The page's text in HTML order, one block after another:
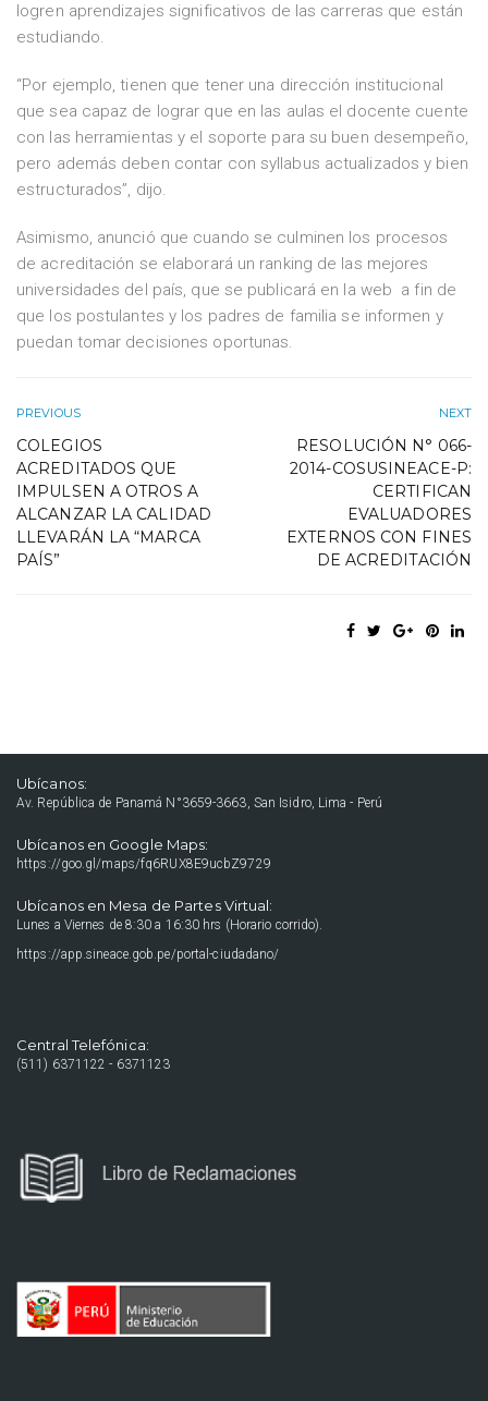
logren aprendizajes significativos de las carreras que están
estudiando.
“Por ejemplo, tienen que tener una dirección institucional
que sea capaz de lograr que en las aulas el docente cuente
con las herramientas y el soporte para su buen desempeño,
pero además deben contar con syllabus actualizados y bien
estructurados”, dijo.
Asimismo, anunció que cuando se culminen los procesos
de acreditación se elaborará un ranking de las mejores
universidades del país, que se publicará en la web a fin de
que los postulantes y los padres de familia se informen y
puedan tomar decisiones oportunas.
PREVIOUS
COLEGIOS
ACREDITADOS QUE
IMPULSEN A OTROS A
ALCANZAR LA CALIDAD
LLEVARÁN LA “MARCA
PAÍS”
NEXT
RESOLUCIÓN N° 066-
2014-COSUSINEACE-P:
CERTIFICAN
EVALUADORES
EXTERNOS CON FINES
DE ACREDITACIÓN
Ubícanos:
Av. República de Panamá N°3659-3663, San Isidro, Lima - Perú
Ubícanos en Google Maps:
https://goo.gl/maps/fq6RUX8E9ucbZ9729
Ubícanos en Mesa de Partes Virtual:
Lunes a Viernes de 8:30 a 16:30 hrs (Horario corrido).
https://app.sineace.gob.pe/portal-ciudadano/
Central Telefónica:
(511) 6371122 - 6371123